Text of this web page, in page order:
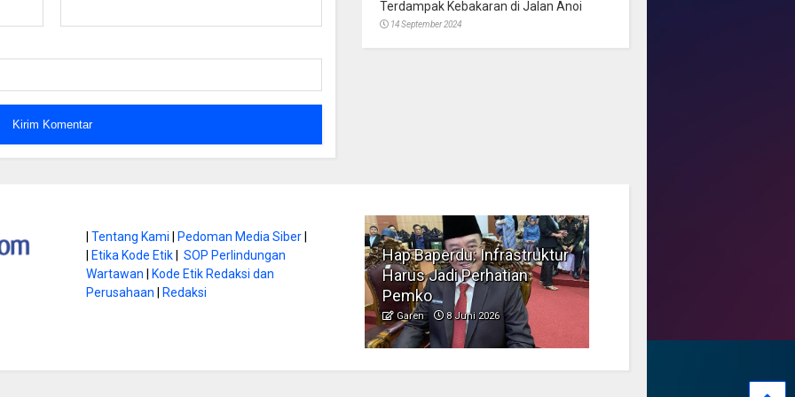
Terdampak Kebakaran di Jalan Anoi
14 September 2024
|Tentang Kami Pedoman Media Siber
Etika Kode Etik |SOP Perlindungan
Wartawan
Kode Etik Redaksi dan
Perusahaan
Redaksi
di Gunung
Ini
Literasi Jadi Bekal Utama
Siswa di Era Digital
Hap Baperdu: Infrastruktur
Harus Jadi Perhatian
Pemko
Garen 8 Juni 2026